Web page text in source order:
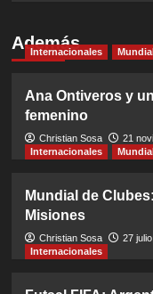
Además
Internacionales
Ana Ontiveros y
femenino
Christian Sosa 21
Internacionales
Mundial de
Misiones
Christian Sosa 27
Internacionales